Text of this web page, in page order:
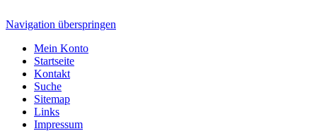
Navigation überspringen
Mein Konto
Startseite
Kontakt
Suche
Sitemap
Links
Impressum